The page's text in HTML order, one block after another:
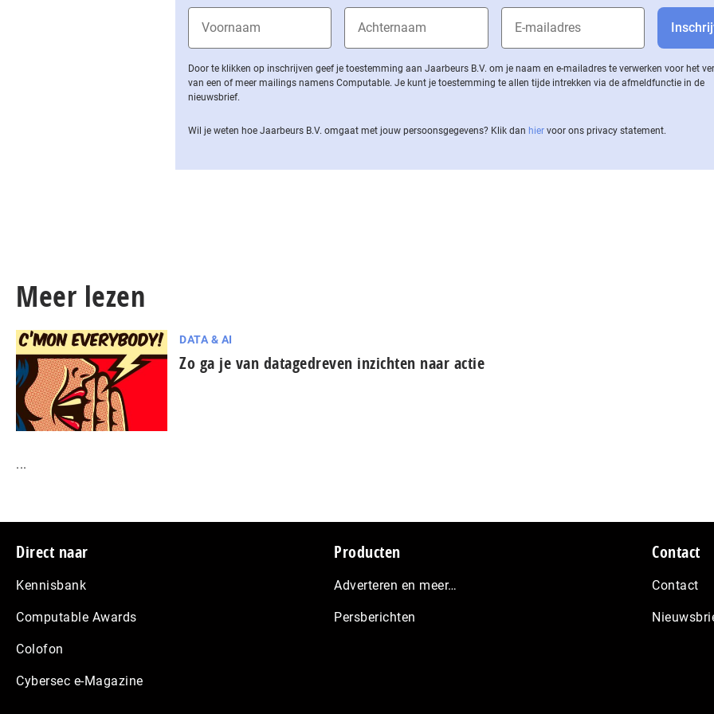
Door te klikken op inschrijven geef je toestemming aan Jaarbeurs B.V. om je naam en e-mailadres te verwerken voor het
van een of meer mailings namens Computable. Je kunt je toestemming te allen tijde intrekken via de af­meld­func­tie in de
nieuwsbrief.
Wil je weten hoe Jaarbeurs B.V. omgaat met jouw per­soons­ge­ge­vens? Klik dan hier voor ons privacy statement.
Meer lezen
DATA & AI
Zo ga je van datagedreven inzichten naar actie
...
Footer
Direct naar
Kennisbank
Computable Awards
Colofon
Cybersec e-Magazine
Producten
Adverteren en meer…
Persberichten
Contact
Contact